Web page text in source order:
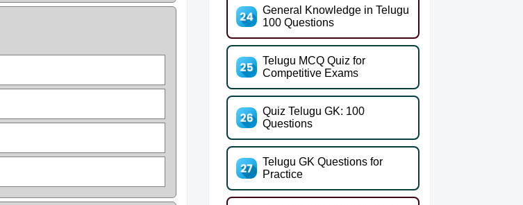
General Knowledge in Telugu
100 Questions
Telugu MCQ Quiz for
Competitive Exams
Quiz Telugu GK: 100
Questions
Telugu GK Questions for
Practice